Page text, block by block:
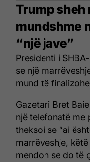
Trump sheh
mundshme
“një jave”
Presidenti i
se një
mund të
Gazetari Bret
një telefonatë me
theksoi se “ai
marrëveshje,
mendon se do të